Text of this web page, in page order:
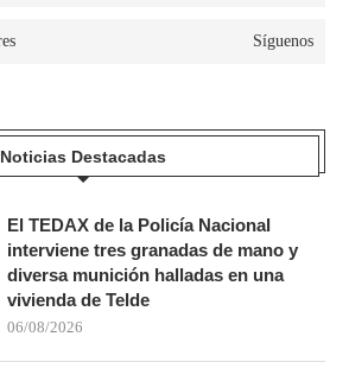
Síguenos
Noticias Destacadas
El TEDAX de la Policía Nacional
interviene tres granadas de mano y
diversa munición halladas en una
vivienda de Telde
06/08/2026